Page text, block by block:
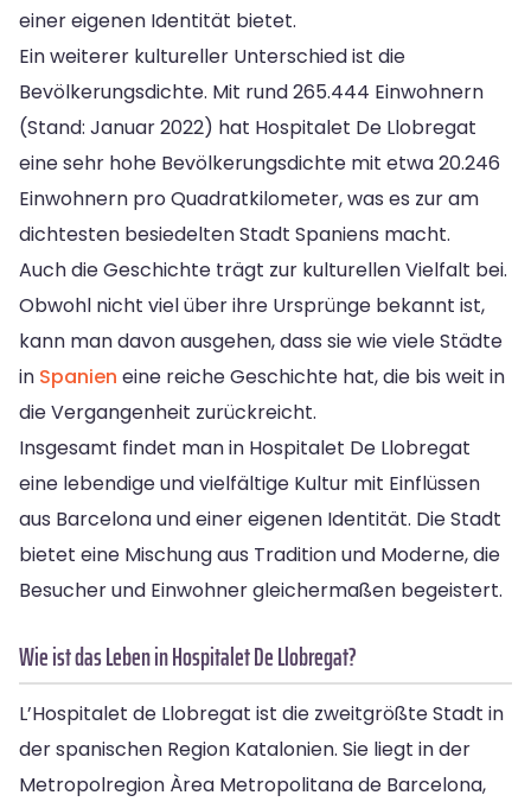
einer eigenen Identität bietet.
Ein weiterer kultureller Unterschied ist die
Bevölkerungsdichte. Mit rund 265.444 Einwohnern
(Stand: Januar 2022) hat Hospitalet De Llobregat
eine sehr hohe Bevölkerungsdichte mit etwa 20.246
Einwohnern pro Quadratkilometer, was es zur am
dichtesten besiedelten Stadt Spaniens macht.
Auch die Geschichte trägt zur kulturellen Vielfalt bei.
Obwohl nicht viel über ihre Ursprünge bekannt ist,
kann man davon ausgehen, dass sie wie viele Städte
in Spanien eine reiche Geschichte hat, die bis weit in
die Vergangenheit zurückreicht.
Insgesamt findet man in Hospitalet De Llobregat
eine lebendige und vielfältige Kultur mit Einflüssen
aus Barcelona und einer eigenen Identität. Die Stadt
bietet eine Mischung aus Tradition und Moderne, die
Besucher und Einwohner gleichermaßen begeistert.
Wie ist das Leben in Hospitalet De Llobregat?
L’Hospitalet de Llobregat ist die zweitgrößte Stadt in
der spanischen Region Katalonien. Sie liegt in der
Metropolregion Àrea Metropolitana de Barcelona,